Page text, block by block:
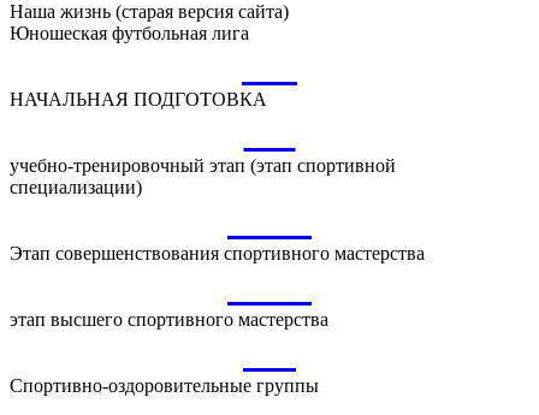
Наша жизнь (старая версия сайта)
Юношеская футбольная лига
НАЧАЛЬНАЯ ПОДГОТОВКА
учебно-тренировочный этап (этап спортивной
специализации)
Этап совершенствования спортивного мастерства
этап высшего спортивного мастерства
Спортивно-оздоровительные группы